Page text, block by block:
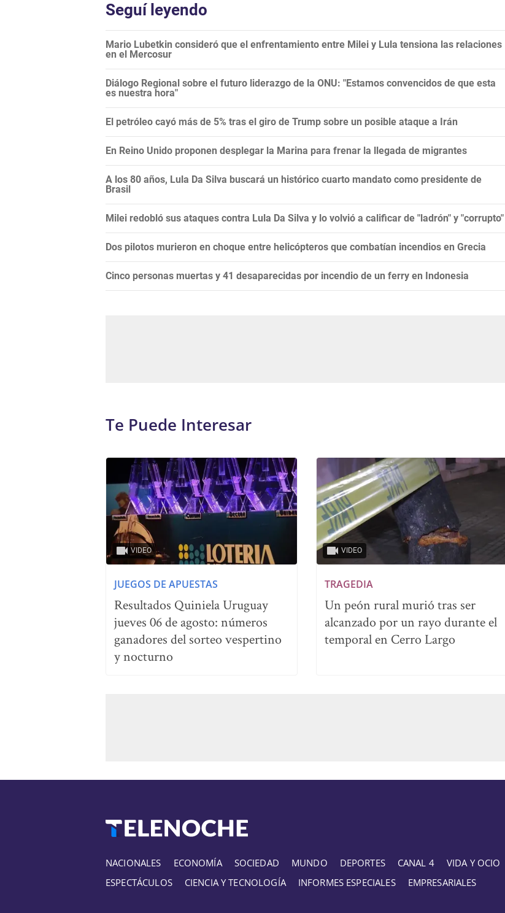
Seguí leyendo
Mario Lubetkin consideró que el enfrentamiento entre Milei y Lula tensiona las relaciones
en el Mercosur
Diálogo Regional sobre el futuro liderazgo de la ONU: "Estamos convencidos de que esta
es nuestra hora"
El petróleo cayó más de 5% tras el giro de Trump sobre un posible ataque a Irán
En Reino Unido proponen desplegar la Marina para frenar la llegada de migrantes
A los 80 años, Lula Da Silva buscará un histórico cuarto mandato como presidente de
Brasil
Milei redobló sus ataques contra Lula Da Silva y lo volvió a calificar de "ladrón" y "corrupto"
Dos pilotos murieron en choque entre helicópteros que combatían incendios en Grecia
Cinco personas muertas y 41 desaparecidas por incendio de un ferry en Indonesia
Te Puede Interesar
VIDEO
JUEGOS DE APUESTAS
Resultados Quiniela Uruguay
jueves 06 de agosto: números
ganadores del sorteo vespertino
y nocturno
VIDEO
TRAGEDIA
Un peón rural murió tras ser
alcanzado por un rayo durante el
temporal en Cerro Largo
NACIONALES ECONOMÍA SOCIEDAD MUNDO DEPORTES CANAL 4
VIDA Y OCIO
ESPECTÁCULOS
CIENCIA Y TECNOLOGÍA INFORMES ESPECIALES EMPRESARIALES